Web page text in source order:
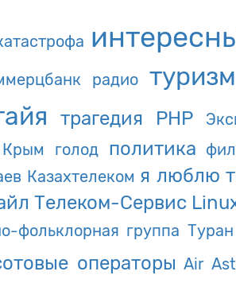
радио туризм
трагедия PHP
Крым голод политика
Казахтелеком я люблю
Телеком-Сервис
фольклорная группа Туран
операторы Air